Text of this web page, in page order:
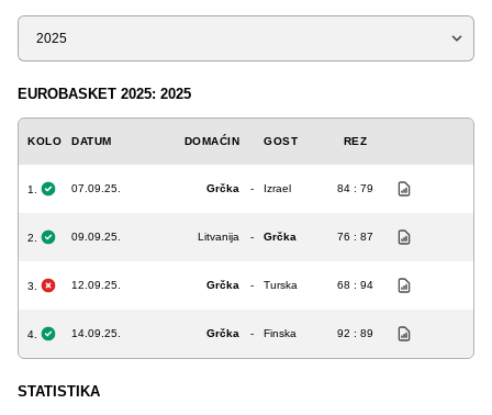
Sezona
EUROBASKET 2025: 2025
KOLO DATUM DOMAĆIN GOST REZ
1. 07.09.25. Grčka - Izrael 84 : 79
2. 09.09.25. Litvanija - Grčka 76 : 87
3. 12.09.25. Grčka - Turska 68 : 94
4. 14.09.25. Grčka - Finska 92 : 89
STATISTIKA